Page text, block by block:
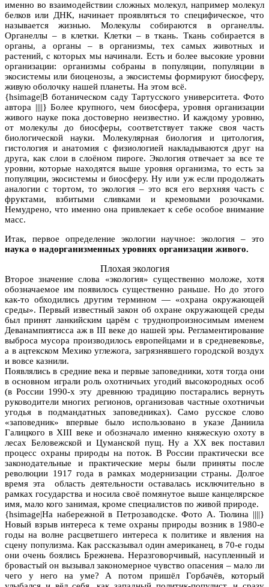
именно во взаимодействии сложных молекул, например молекул
белков или ДНК, начинает проявляться то специфическое, что
называется жизнью. Молекулы собираются в органеллы.
Органеллы – в клетки. Клетки – в ткань. Ткань собирается в
органы, а органы – в организмы, тех самых животных и
растений, с которых мы начинали. Есть и более высокие уровни
организации: организмы собраны в популяции, популяции в
экосистемы или биоценозы, а экосистемы формируют биосферу,
живую оболочку нашей планеты. На этом всё.
{hsimage|В ботаническом саду Тартусского университета. Фото
автора ||||} Более крупного, чем биосфера, уровня организации
живого науке пока достоверно неизвестно. И каждому уровню,
от молекулы до биосферы, соответствует также своя часть
биологической науки. Молекулярная биология и цитология,
гистология и анатомия с физиологией накладываются друг на
друга, как слои в слоёном пироге. Экология отвечает за все те
уровни, которые находятся выше уровня организма, то есть за
популяции, экосистемы и биосферу. Ну или уж если продолжать
аналогии с тортом, то экология – это вся его верхняя часть с
фруктами, взбитыми сливками и кремовыми розочками.
Немудрено, что именно она привлекает к себе особое внимание
масс.
Итак, первое определение экологии научное: экология – это
наука о надорганизменных уровнях организации живого.
Плохая экология
Второе значение слова «экология» существенно моложе, хотя
обозначаемое им появилось существенно раньше. Но до этого
как-то обходились другим термином — «охрана окружающей
среды». Первый известный закон об охране окружающей среды
был принят ланкийским царём с труднопроизносимым именем
Деванампиятисса аж в III веке до нашей эры. Регламентирование
выброса мусора производилось европейцами и в средневековье,
а в ацтекском Мехико углежога, загрязнявшего городской воздух
и вовсе казнили.
Появлялись в средние века и первые заповедники, хотя тогда они
в основном играли роль охотничьих угодий высокородных особ
(в России 1990-х эту древнюю традицию постарались вернуть
руководители многих регионов, организовав частные охотничьи
угодья в подмандатных заповедниках). Само русское слово
«заповедник» впервые было использовано в указе Даниила
Галицкого в XIII веке и обозначало именно княжескую охоту в
лесах Беловежской и Цуманской пущ. Ну а XX век поставил
процесс охраны природы на поток. В России практически все
законодательные и практические меры были приняты после
революции 1917 года в рамках модернизации страны. Долгое
время эта область деятельности оставалась исключительно в
рамках государства и носила своё помянутое выше канцелярское
имя, мало кого занимая, кроме специалистов по живой природе.
{hsimage|На набережной в Петрозаводске. Фото А. Тюлина ||||}
Новый взрыв интереса к теме охраны природы возник в 1980-е
годы на волне расцветшего интереса к политике и явления на
сцену популизма. Как рассказывал один американец, в 70-е годы
они очень боялись Брежнева. Неразговорчивый, насупленный и
бровастый он вызывал закономерное чувство опасения – мало ли
чего у него на уме? А потом пришёл Горбачёв, который